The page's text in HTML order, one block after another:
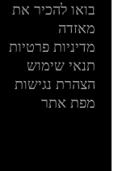
בואו להכיר את
מאזדה
מדיניות פרטיות
תנאי שימוש
הצהרת נגישות
מפת אתר